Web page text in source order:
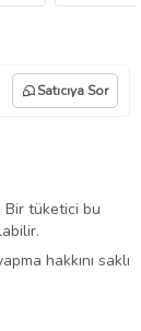
Satıcıya Sor
Bir tüketici bu
hakkını saklı